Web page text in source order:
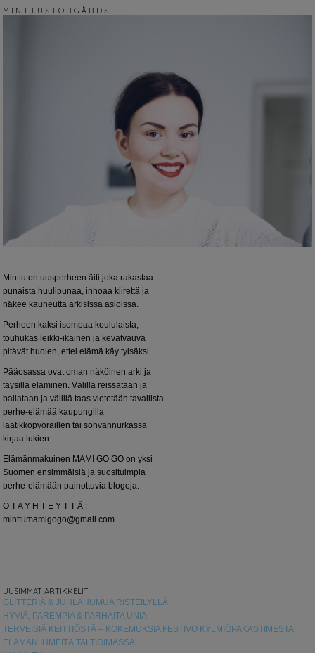
M I N T T U S T O R G Å R D S
Minttu on uusperheen äiti joka rakastaa
punaista huulipunaa, inhoaa kiirettä ja
näkee kauneutta arkisissa asioissa.
Perheen kaksi isompaa koululaista,
touhukas leikki-ikäinen ja kevätvauva
pitävät huolen, ettei elämä käy tylsäksi.
Pääosassa ovat oman näköinen arki ja
täysillä eläminen. Välillä reissataan ja
bailataan ja välillä taas vietetään tavallista
perhe-elämää kaupungilla
laatikkopyöräillen tai sohvannurkassa
kirjaa lukien.
Elämänmakuinen MAMI GO GO on yksi
Suomen ensimmäisiä ja suosituimpia
perhe-elämään painottuvia blogeja.
O T A Y H T E Y T T Ä :
minttumamigogo@gmail.com
UUSIMMAT ARTIKKELIT
GLITTERIÄ & JUHLAHUMUA RISTEILYLLÄ
HYVIÄ, PAREMPIA & PARHAITA UNIA
TERVEISIÄ KEITTIÖSTÄ – KOKEMUKSIA FESTIVO KYLMIÖPAKASTIMESTA
ELÄMÄN IHMEITÄ TALTIOIMASSA